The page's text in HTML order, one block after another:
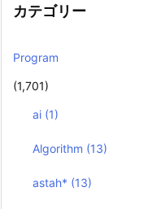
カテゴリー
Program
(1,701)
ai (1)
Algorithm (13)
astah* (13)